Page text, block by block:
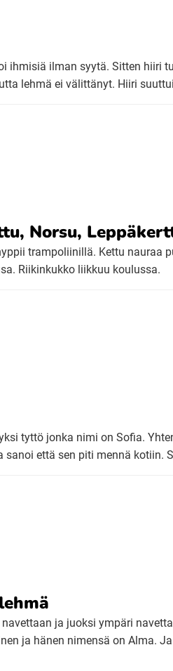
ihmisiä ilman syytä. Sitten hiiri
lehmä ei välittänyt. Hiiri
Norsu,
trampoliinillä. Kettu nauraa
Riikinkukko liikkuu koulussa.
tyttö jonka nimi on Sofia.
sanoi että sen piti mennä kotiin.
ja juoksi ympäri
ja hänen nimensä on Alma.